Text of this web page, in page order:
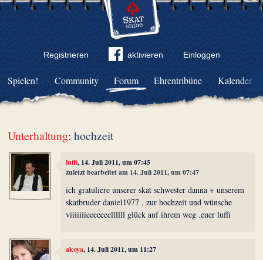
Registrieren aktivieren Einloggen
Community Forum Ehrentribüne Kalender
Spielen!
Unterhaltung: hochzeit
luffi, 14. Juli 2011, um 07:45
zuletzt bearbeitet am 14. Juli 2011, um 07:47
ich gratuliere unserer skat schwester danna + unserem
skatbruder daniel1977 , zur hochzeit und wünsche
viiiiiiieeeeeeellllll glück auf ihrem weg .euer luffi
akoya, 14. Juli 2011, um 11:27